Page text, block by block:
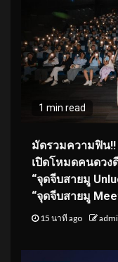
1 min read
มัดรวมความฟิน!!
เปิดโหมดคนดวง
“จุดจีบสายมู
“จุดจีบสายมู
15 นาที ago